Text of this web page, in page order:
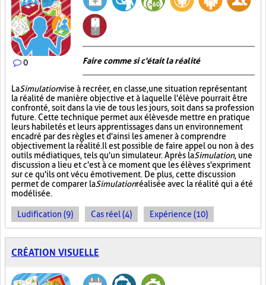
0 Faire comme si c'était la réalité
LaSimulationvise à recréer, en classe, une situation représentant
la réalité de manière objective et à laquelle l'élève pourrait être
confronté, soit dans la vie de tous les jours, soit dans sa profession
future. Cette technique permet aux élèves de mettre en pratique
leurs habiletés et leurs apprentissages dans un environnement
encadré par des règles et d'ainsi les amener à comprendre
objectivement la réalité. Il est possible de faire appel ou non à des
outils médiatiques, tels qu'un simulateur. Après laSimulation, une
discussion a lieu et c'est à ce moment que les élèves s'expriment
sur ce qu'ils ont vécu émotivement. De plus, cette discussion
permet de comparer laSimulationréalisée avec la réalité qui a été
modélisée.
Ludification (9) Cas réel (4) Expérience (10)
CRÉATION VISUELLE